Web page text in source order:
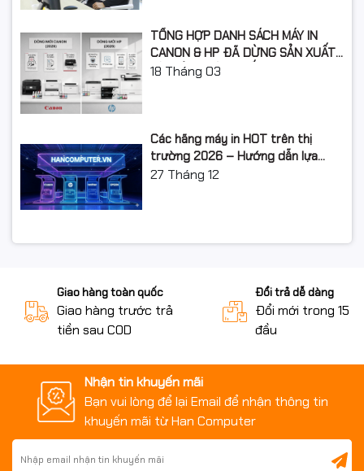
Hệ thống cần độ ổn định cao
Dù nhỏ gọn nhưng sức mạnh của T400 vẫn rất ấn
tượng trong tầm giá.
⭐5. NVIDIA T400 – Lựa
chọn tối ưu cho làm việc
chuyên nghiệp
tuyệt vời để nâng cấp hiệu năng cho:
Kỹ sư, kiến trúc sư
Người cần chạy đa màn hình ổn định
Hệ thống cần VGA chạy mát, bền và tiết kiệm điện
Nếu bạn cần một VGAổn định – bền bỉ – hiệu năng tốt
– giá dễ tiếp cận, NVIDIA T400 chính là lựa chọn bạn
TỔNG HỢP DANH SÁCH MÁY IN
CANON & HP ĐÃ DỪNG SẢN XUẤT:
LỘ TRÌNH NÂNG CẤP 2026
18 Tháng 03
Các hãng máy in HOT trên thị
trường 2026 – Hướng dẫn lựa
chọn và so sánh chi tiết
27 Tháng 12
Giao hàng toàn quốc
Giao hàng trước trả
tiền sau COD
Đổi trả dễ dàng
Đổi mới trong 15
đầu
Nhận tin khuyến mãi
Bạn vui lòng để lại Email để nhận thông tin
khuyến mãi từ Han Computer